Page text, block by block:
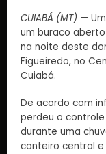
CUIABÁ (MT) —
um buraco
na noite deste
Figueiredo, no
Cuiabá.
De acordo com
perdeu o
durante uma
canteiro central